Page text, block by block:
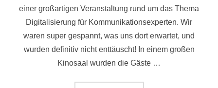
einer großartigen Veranstaltung rund um das Thema
Digitalisierung für Kommunikationsexperten. Wir
waren super gespannt, was uns dort erwartet, und
wurden definitiv nicht enttäuscht! In einem großen
Kinosaal wurden die Gäste …